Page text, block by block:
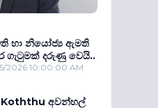
හා නියෝජ්‍ය ඇමති
ගැටුමක් දරුණු වෙයි..
2026 10:00:00 AM
Koththu අවන්හල්